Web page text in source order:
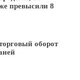
превысили 8
оборот